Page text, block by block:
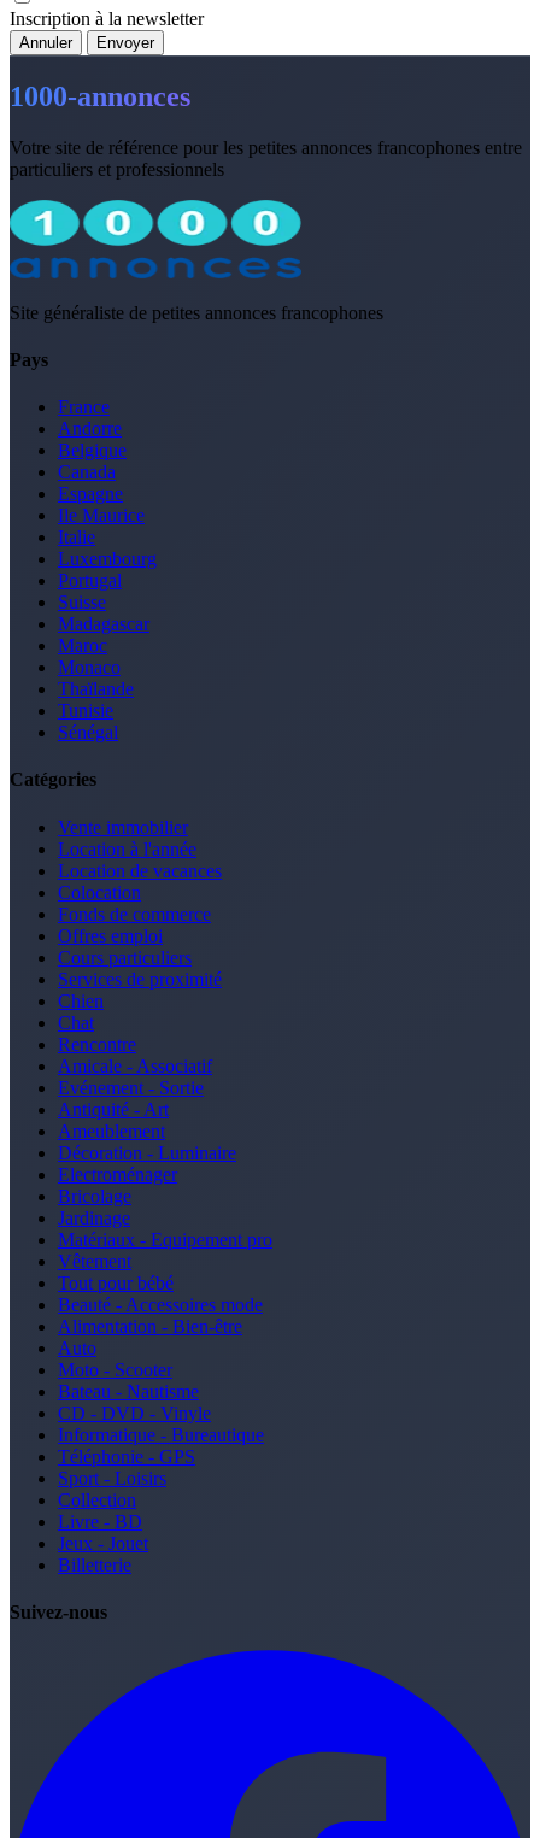
Inscription à la newsletter
Annuler Envoyer
1000-annonces
Votre site de référence pour les petites annonces francophones entre
particuliers et professionnels
Site généraliste de petites annonces francophones
Pays
France
Andorre
Belgique
Canada
Espagne
Ile Maurice
Italie
Luxembourg
Portugal
Suisse
Madagascar
Maroc
Monaco
Thaïlande
Tunisie
Sénégal
Catégories
Vente immobilier
Location à l'année
Location de vacances
Colocation
Fonds de commerce
Offres emploi
Cours particuliers
Services de proximité
Chien
Chat
Rencontre
Amicale - Associatif
Evénement - Sortie
Antiquité - Art
Ameublement
Décoration - Luminaire
Electroménager
Bricolage
Jardinage
Matériaux - Equipement pro
Vêtement
Tout pour bébé
Beauté - Accessoires mode
Alimentation - Bien-être
Auto
Moto - Scooter
Bateau - Nautisme
CD - DVD - Vinyle
Informatique - Bureautique
Téléphonie - GPS
Sport - Loisirs
Collection
Livre - BD
Jeux - Jouet
Billetterie
Suivez-nous